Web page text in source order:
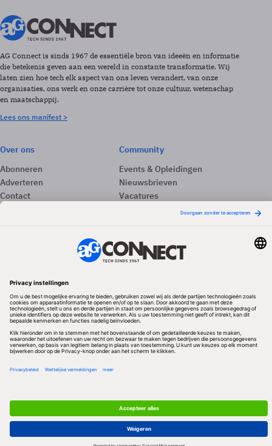
AG Connect is sinds 1967 de essentiële bron van ideeën en informatie
die betekenis geven aan een wereld in constante transformatie. Wij
laten zien hoe tech elk aspect van ons leven verandert, van onze
organisaties, ons werk en onze carrière tot onze cultuur, wetenschap
en maatschappij.
Lees ons manifest >
Over ons
Abonneren
Adverteren
Contact
Community
Events & Opleidingen
Nieuwsbrieven
Vacatures
Redactionele partner